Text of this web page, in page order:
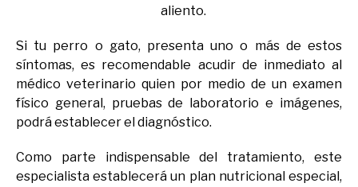
aliento.
Si tu perro o gato, presenta uno o más de estos
síntomas, es recomendable acudir de inmediato al
médico veterinario quien por medio de un examen
físico general, pruebas de laboratorio e imágenes,
podrá establecer el diagnóstico.
Como parte indispensable del tratamiento, este
especialista establecerá un plan nutricional especial,